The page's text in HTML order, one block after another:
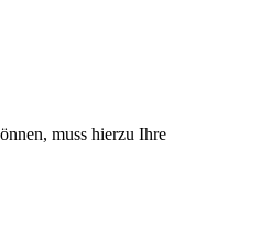
muss hierzu Ihre